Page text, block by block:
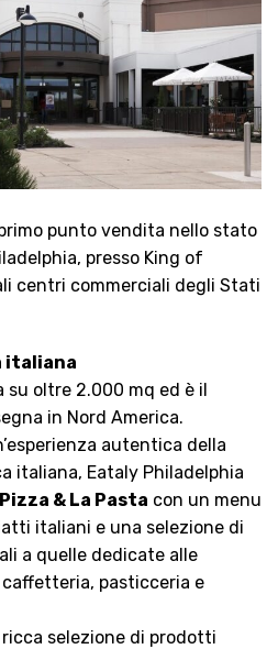
punto vendita nello stato
presso King of
centri commerciali degli Stati
italiana
su oltre 2.000 mq ed è il
in Nord America.
autentica della
italiana, Eataly Philadelphia
& La Pasta con un menu
italiani e una selezione di
a quelle dedicate alle
pasticceria e
selezione di prodotti